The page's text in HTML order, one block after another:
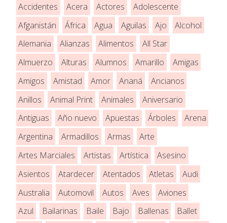
Accidentes
Acera Actores
Adolescente
Afganistán
África Agua Aguilas Ajo
Alcohol
Alemania
Alianzas Alimentos
All Star
Almuerzo
Alturas Alumnos Amarillo
Amigas
Amigos
Amistad Amor Ananá
Ancianos
Anillos
Animal Print Animales
Aniversario
Antiguas
Año nuevo Apuestas Árboles
Arena
Argentina
Armadillos Armas
Arte
Artes Marciales
Artistas Artística
Asesino
Asientos
Atardecer Atentados Atletas
Audi
Australia
Automovil Autos Aves
Aviones
Azul
Bailarinas Baile Bajo Ballenas
Ballet